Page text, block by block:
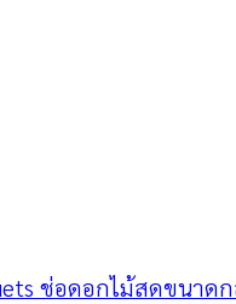
ช่อดอกไม้สดขนาดก